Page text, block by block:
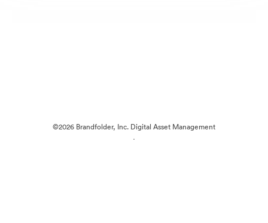
©2026 Brandfolder, Inc. Digital Asset Management
·